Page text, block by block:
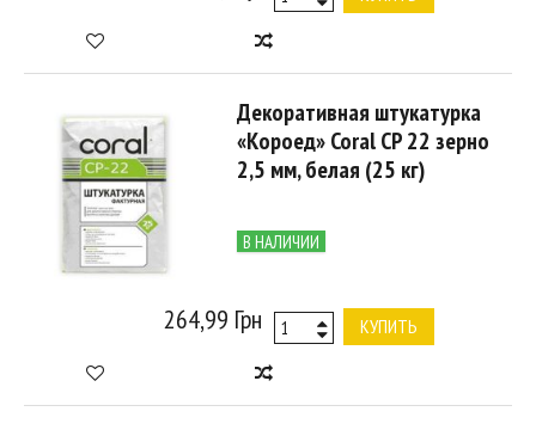
Декоративная штукатурка
«Короед» Coral CP 22 зерно
2,5 мм, белая (25 кг)
В НАЛИЧИИ
264,99 Грн КУПИТЬ